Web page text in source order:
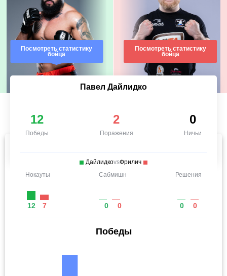
Посмотреть статистику
бойца
Посмотреть статистику
бойца
Павел Дайлидко
12
Победы
2
Поражения
0
Ничьи
ДайлидкоvsФрилич
Нокауты
12 7
Сабмишн
0 0
Решения
0 0
Победы